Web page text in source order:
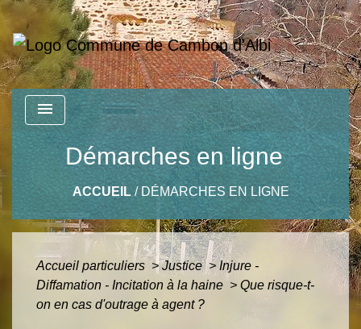
menu
Démarches en ligne
ACCUEIL/ DÉMARCHES EN LIGNE
Accueil particuliers > Justice> Injure -
Diffamation - Incitation à la haine > Que risque-t-
on en cas d'outrage à agent ?